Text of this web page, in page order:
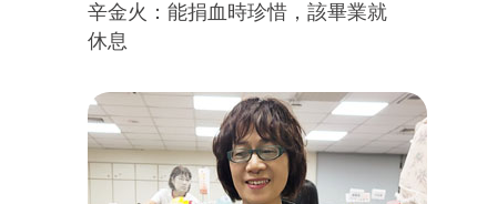
辛金火：能捐血時珍惜，該畢業就
休息